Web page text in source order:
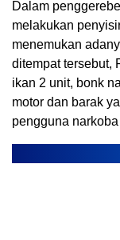
Dalam
melakukan
menemukan
ditempat tersebut,
ikan 2 unit, bonk
motor dan barak
pengguna narkoba